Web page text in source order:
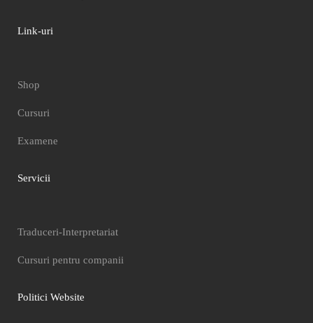
Link-uri
Shop
Cursuri
Examene
Servicii
Traduceri-Interpretariat
Cursuri pentru companii
Politici Website